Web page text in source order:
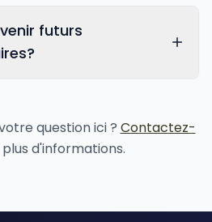
futurs
question ici ? Contactez-
d'informations.